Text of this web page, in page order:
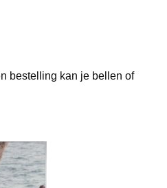
bestelling kan je bellen of